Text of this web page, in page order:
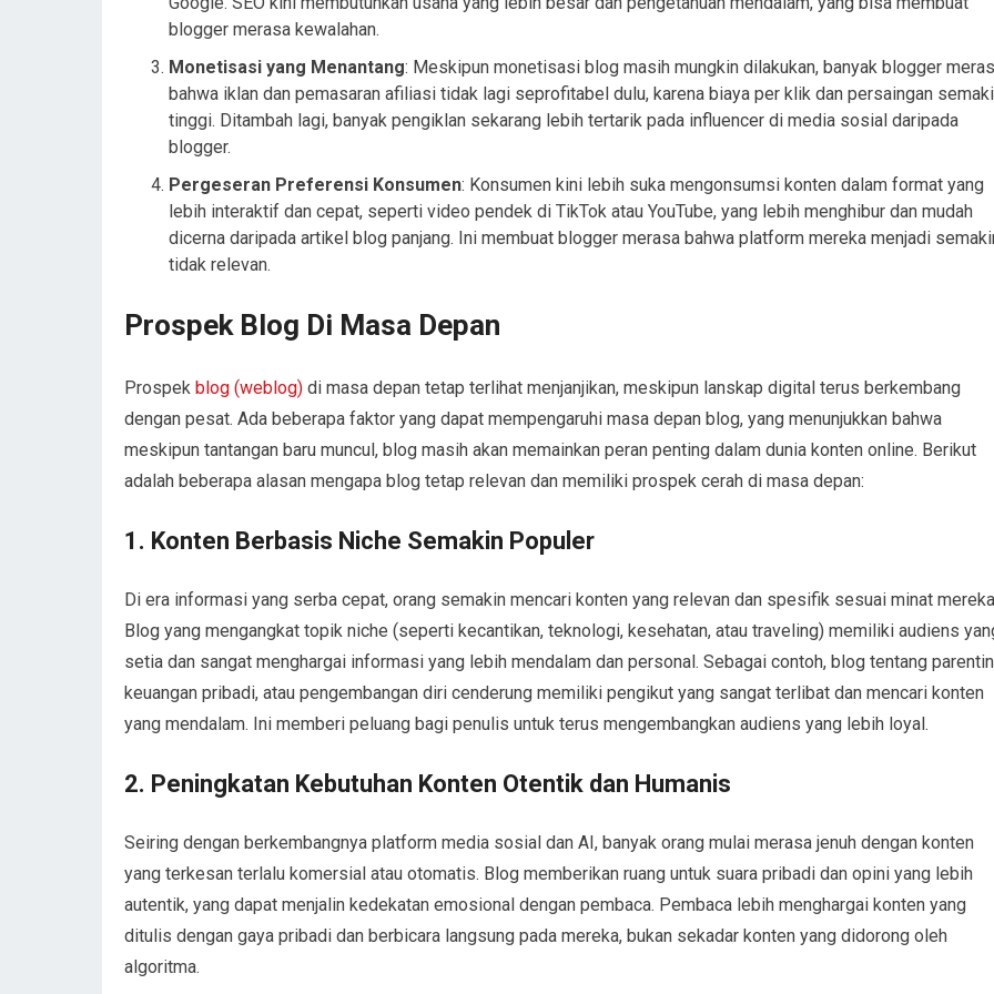
blogger merasa kewalahan.
Monetisasi yang Menantang: Meskipun monetisasi blog masih mungkin dilakukan, banyak blogger
bahwa iklan dan pemasaran afiliasi tidak lagi seprofitabel dulu, karena biaya per klik dan persaingan
tinggi. Ditambah lagi, banyak pengiklan sekarang lebih tertarik pada influencer di media sosial daripada
blogger.
Pergeseran Preferensi Konsumen: Konsumen kini lebih suka mengonsumsi konten dalam format yang
lebih interaktif dan cepat, seperti video pendek di TikTok atau YouTube, yang lebih menghibur dan mudah
dicerna daripada artikel blog panjang. Ini membuat blogger merasa bahwa platform mereka menjadi
tidak relevan.
Prospek Blog Di Masa Depan
Prospek blog (weblog) di masa depan tetap terlihat menjanjikan, meskipun lanskap digital terus berkembang
dengan pesat. Ada beberapa faktor yang dapat mempengaruhi masa depan blog, yang menunjukkan bahwa
meskipun tantangan baru muncul, blog masih akan memainkan peran penting dalam dunia konten online. Berikut
adalah beberapa alasan mengapa blog tetap relevan dan memiliki prospek cerah di masa depan:
1. Konten Berbasis Niche Semakin Populer
Di era informasi yang serba cepat, orang semakin mencari konten yang relevan dan spesifik sesuai minat
Blog yang mengangkat topik niche (seperti kecantikan, teknologi, kesehatan, atau traveling) memiliki audiens
setia dan sangat menghargai informasi yang lebih mendalam dan personal. Sebagai contoh, blog tentang
keuangan pribadi, atau pengembangan diri cenderung memiliki pengikut yang sangat terlibat dan mencari konten
yang mendalam. Ini memberi peluang bagi penulis untuk terus mengembangkan audiens yang lebih loyal.
2. Peningkatan Kebutuhan Konten Otentik dan Humanis
Seiring dengan berkembangnya platform media sosial dan AI, banyak orang mulai merasa jenuh dengan konten
yang terkesan terlalu komersial atau otomatis. Blog memberikan ruang untuk suara pribadi dan opini yang lebih
autentik, yang dapat menjalin kedekatan emosional dengan pembaca. Pembaca lebih menghargai konten yang
ditulis dengan gaya pribadi dan berbicara langsung pada mereka, bukan sekadar konten yang didorong oleh
algoritma.